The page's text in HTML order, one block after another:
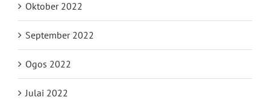
Oktober 2022
September 2022
Ogos 2022
Julai 2022